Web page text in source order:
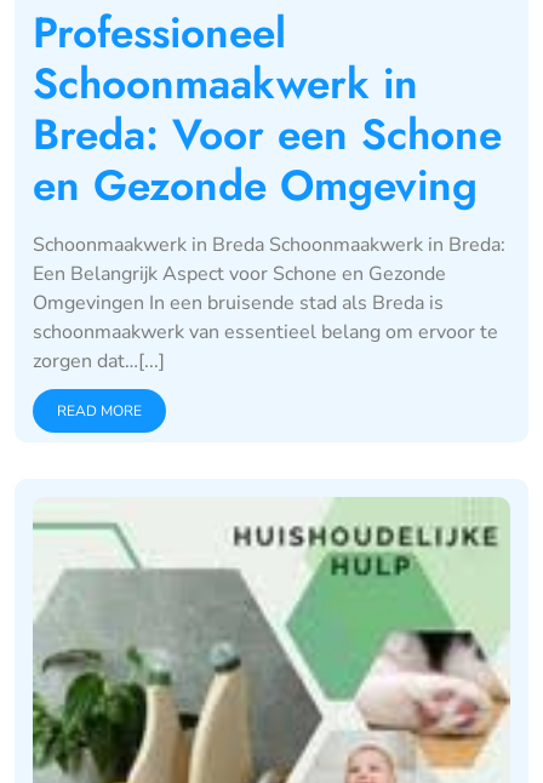
Professioneel
Schoonmaakwerk in
Breda: Voor een Schone
en Gezonde Omgeving
Schoonmaakwerk in Breda Schoonmaakwerk in Breda:
Een Belangrijk Aspect voor Schone en Gezonde
Omgevingen In een bruisende stad als Breda is
schoonmaakwerk van essentieel belang om ervoor te
zorgen dat…[...]
READ MORE